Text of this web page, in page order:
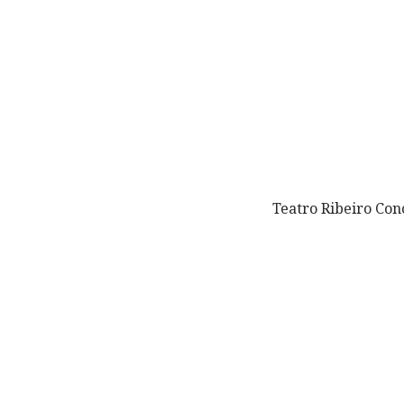
Teatro Ribeiro